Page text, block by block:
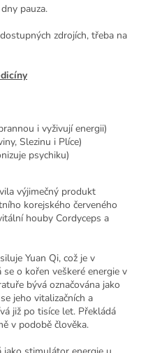
pauza.
zdrojích, třeba na
i vyživují energii)
Slezinu i Plíce)
psychiku)
výjimečný produkt
korejského červeného
houby Cordyceps a
Yuan Qi, což je v
o kořen veškeré energie v
bývá označována jako
jeho vitalizačních a
již po tisíce let. Překládá
v podobě člověka.